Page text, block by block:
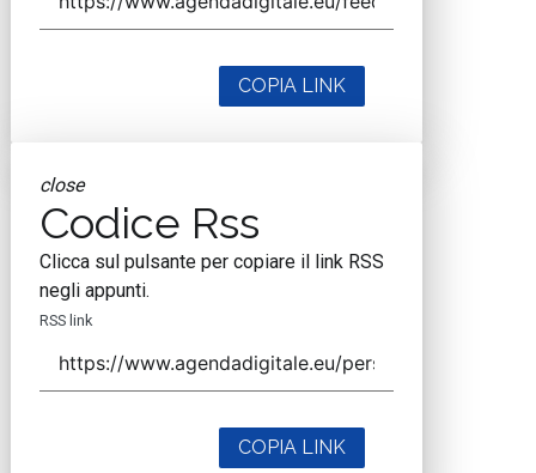
COPIA LINK
close
Codice Rss
Clicca sul pulsante per copiare il link RSS
negli appunti.
RSS link
COPIA LINK